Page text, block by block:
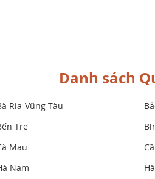
Danh sách
Rịa-Vũng Tàu
Tre
Mau
Nam